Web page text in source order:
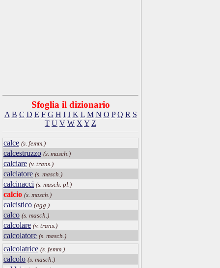
Sfoglia il dizionario
A B C D E F G H I J K L M N O P Q R S
T U V W X Y Z
calce (s. femm.)
calcestruzzo (s. masch.)
calciare (v. trans.)
calciatore (s. masch.)
calcinacci (s. masch. pl.)
calcio (s. masch.)
calcistico (agg.)
calco (s. masch.)
calcolare (v. trans.)
calcolatore (s. masch.)
calcolatrice (s. femm.)
calcolo (s. masch.)